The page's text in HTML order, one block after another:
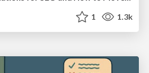
1 1.3k